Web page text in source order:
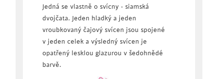
Jedná se vlastně o svícny - siamská
dvojčata. Jeden hladký a jeden
vroubkovaný čajový svícen jsou spojené
v jeden celek a výsledný svícen je
opatřený lesklou glazurou v šedohnědé
barvě.